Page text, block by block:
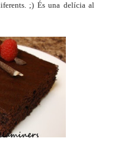
;) És una delícia al